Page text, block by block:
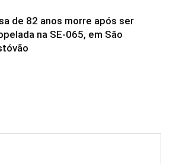
de 82 anos morre após ser
na SE-065, em São